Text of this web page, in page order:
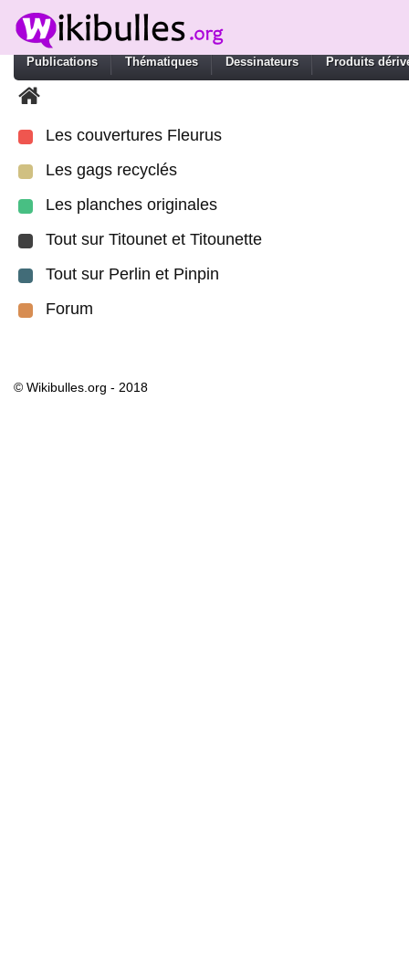
Publications Thématiques Dessinateurs Produits
Les couvertures Fleurus
Les gags recyclés
Les planches originales
Tout sur Titounet et Titounette
Tout sur Perlin et Pinpin
Forum
© Wikibulles.org - 2018